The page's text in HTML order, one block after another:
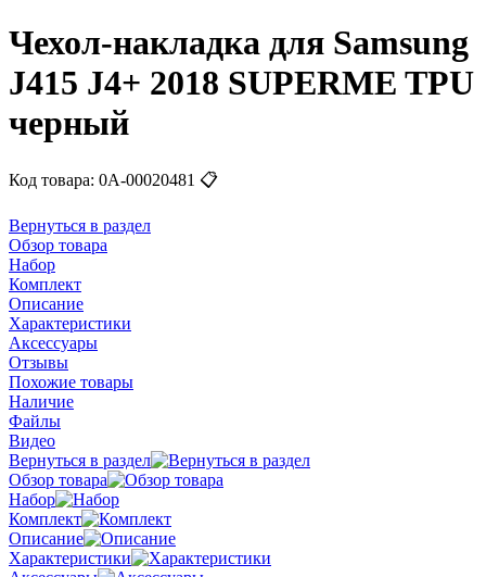
Чехол-накладка для Samsung
J415 J4+ 2018 SUPERME TPU
черный
Код товара: 0А-00020481 📋
Вернуться в раздел
Обзор товара
Набор
Комплект
Описание
Характеристики
Аксессуары
Отзывы
Похожие товары
Наличие
Файлы
Видео
Вернуться в раздел
Обзор товара
Набор
Комплект
Описание
Характеристики